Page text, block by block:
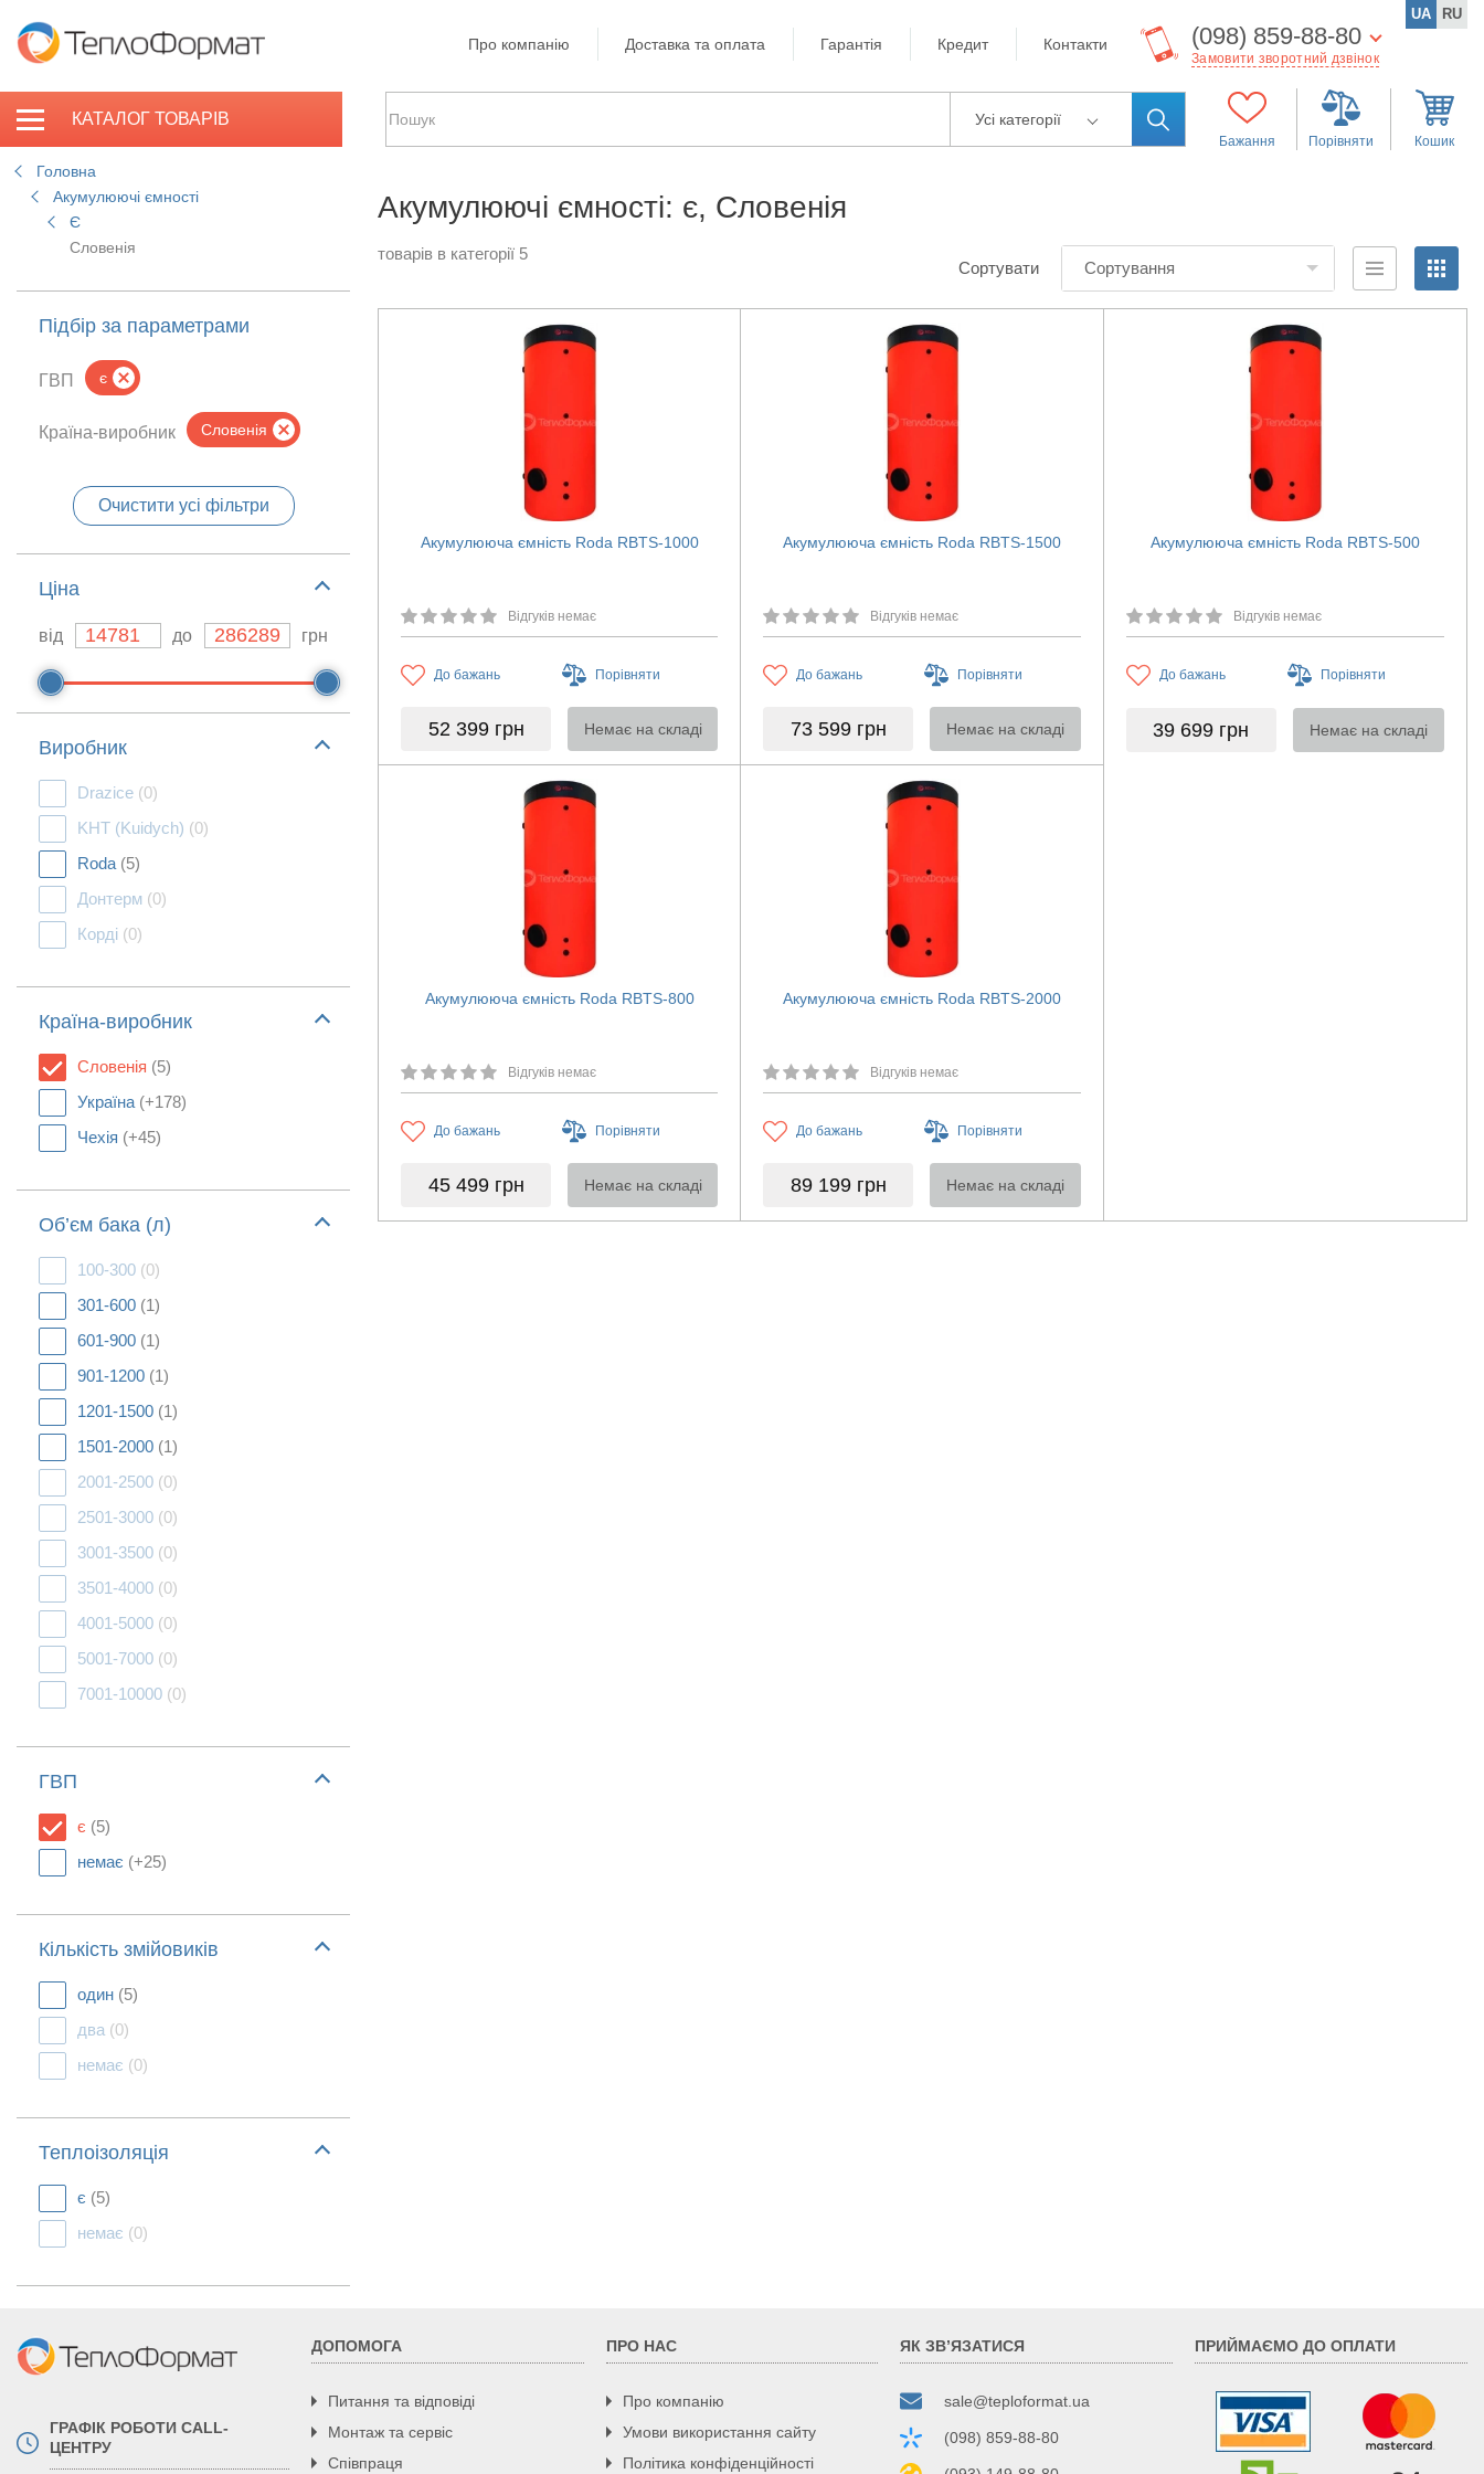
Про компанію Доставка та оплата Гарантія Кредит Контакти (098) 859-88-80
Замовити зворотний дзвінок
UA RU
КАТАЛОГ ТОВАРІВ Усі категорії
Бажання Порівняти Кошик
Головна
Акумулюючі ємності
Є
Словенія
Підбір за параметрами
ГВП є
Країна-виробник Словенія
Очистити усі фільтри
Ціна
від до грн
Виробник
Drazice (0)
KHT (Kuidych) (0)
Roda (5)
Донтерм (0)
Корді (0)
Країна-виробник
Словенія (5)
Україна (+178)
Чехія (+45)
Об’єм бака (л)
100-300 (0)
301-600 (1)
601-900 (1)
901-1200 (1)
1201-1500 (1)
1501-2000 (1)
2001-2500 (0)
2501-3000 (0)
3001-3500 (0)
3501-4000 (0)
4001-5000 (0)
5001-7000 (0)
7001-10000 (0)
ГВП
є (5)
немає (+25)
Кількість змійовиків
один (5)
два (0)
немає (0)
Теплоізоляція
є (5)
немає (0)
Акумулюючі ємності: є, Словенія
товарів в категорії 5
Сортувати Сортування
Акумулююча ємність Roda RBTS-1000
Відгуків немає
До бажань Порівняти
52 399 грн Немає на складі
Акумулююча ємність Roda RBTS-1500
Відгуків немає
До бажань Порівняти
73 599 грн Немає на складі
Акумулююча ємність Roda RBTS-500
Відгуків немає
До бажань Порівняти
39 699 грн Немає на складі
Акумулююча ємність Roda RBTS-800
Відгуків немає
До бажань Порівняти
45 499 грн Немає на складі
Акумулююча ємність Roda RBTS-2000
Відгуків немає
До бажань Порівняти
89 199 грн Немає на складі
ДОПОМОГА
Питання та відповіді
Монтаж та сервіс
Співпраця
ПРО НАС
Про компанію
Умови використання сайту
Політика конфіденційності
ЯК ЗВ’ЯЗАТИСЯ
sale@teploformat.ua
(098) 859-88-80
ПРИЙМАЄМО ДО ОПЛАТИ
ГРАФІК РОБОТИ CALL-
ЦЕНТРУ